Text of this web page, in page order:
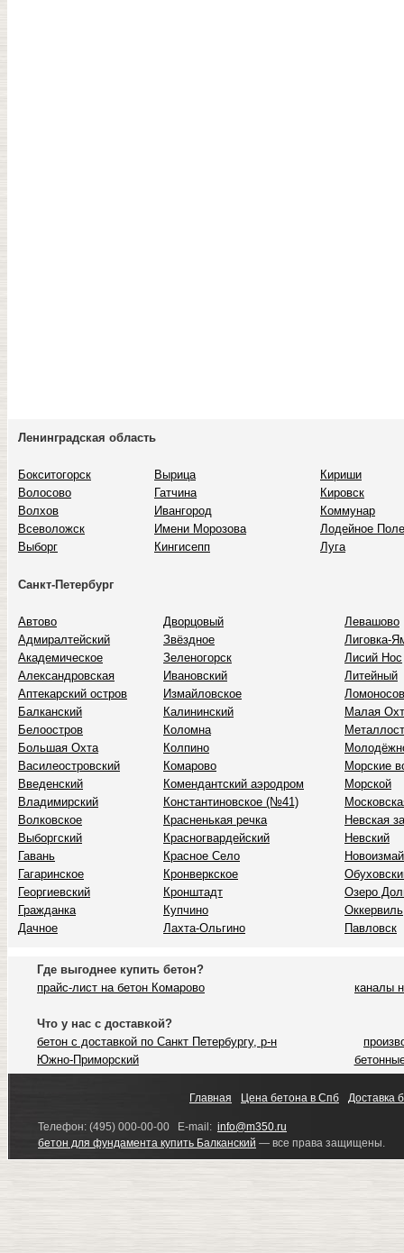
Ленинградская область
Бокситогорск
Волосово
Волхов
Всеволожск
Выборг
Вырица
Гатчина
Ивангород
Имени Морозова
Кингисепп
Кириши
Кировск
Коммунар
Лодейное Поле
Луга
Санкт-Петербург
Автово
Адмиралтейский
Академическое
Александровская
Аптекарский остров
Балканский
Белоостров
Большая Охта
Василеостровский
Введенский
Владимирский
Волковское
Выборгский
Гавань
Гагаринское
Георгиевский
Гражданка
Дачное
Дворцовый
Звёздное
Зеленогорск
Ивановский
Измайловское
Калининский
Коломна
Колпино
Комарово
Комендантский аэродром
Константиновское (№41)
Красненькая речка
Красногвардейский
Красное Село
Кронверкское
Кронштадт
Купчино
Лахта-Ольгино
Левашово
Лиговка-
Лисий Нос
Литейный
Ломоносов
Малая
Морские
Морской
Невская
Невский
Озеро
Оккервиль
Павловск
Где выгоднее купить бетон?
прайс-лист на бетон Комарово
Что у нас с доставкой?
бетон с доставкой по Санкт Петербургу, р-н
Южно-Приморский
каналы
Главная Цена бетона в Спб Доставка
Телефон: (495) 000-00-00 E-mail: info@m350.ru
бетон для фундамента купить Балканский — все права защищены.